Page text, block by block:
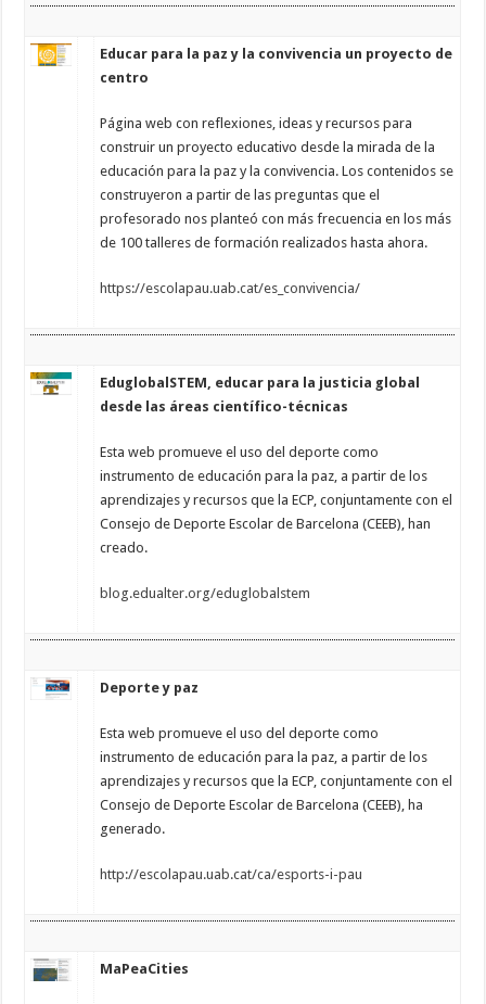
Educar para la paz y la convivencia un proyecto de
centro
Página web con reflexiones, ideas y recursos para
construir un proyecto educativo desde la mirada de la
educación para la paz y la convivencia. Los contenidos se
construyeron a partir de las preguntas que el
profesorado nos planteó con más frecuencia en los más
de 100 talleres de formación realizados hasta ahora.
https://escolapau.uab.cat/es_convivencia/
EduglobalSTEM, educar para la justicia global
desde las áreas científico-técnicas
Esta web promueve el uso del deporte como
instrumento de educación para la paz, a partir de los
aprendizajes y recursos que la ECP, conjuntamente con el
Consejo de Deporte Escolar de Barcelona (CEEB), han
creado.
blog.edualter.org/eduglobalstem
Deporte y paz
Esta web promueve el uso del deporte como
instrumento de educación para la paz, a partir de los
aprendizajes y recursos que la ECP, conjuntamente con el
Consejo de Deporte Escolar de Barcelona (CEEB), ha
generado.
http://escolapau.uab.cat/ca/esports-i-pau
MaPeaCities